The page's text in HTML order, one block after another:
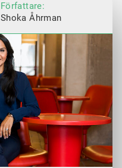
Författare:
Shoka Åhrman